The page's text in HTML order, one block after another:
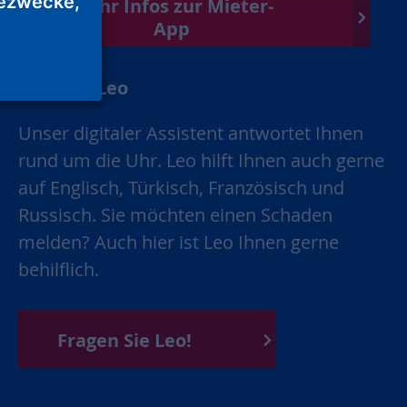
Mehr Infos zur Mieter-
App
Chatbot Leo
Unser digitaler Assistent antwortet Ihnen
rund um die Uhr. Leo hilft Ihnen auch gerne
auf Englisch, Türkisch, Französisch und
Russisch. Sie möchten einen Schaden
melden? Auch hier ist Leo Ihnen gerne
behilflich.
Fragen Sie Leo!